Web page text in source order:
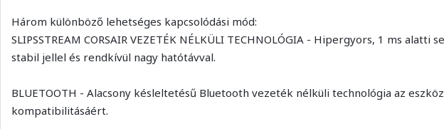
Három különböző lehetséges kapcsolódási mód:
SLIPSSTREAM CORSAIR VEZETÉK NÉLKÜLI TECHNOLÓGIA - Hipergyors, 1 ms alatti
stabil jellel és rendkívül nagy hatótávval.
BLUETOOTH - Alacsony késleltetésű Bluetooth vezeték nélküli technológia az
kompatibilitásáért.